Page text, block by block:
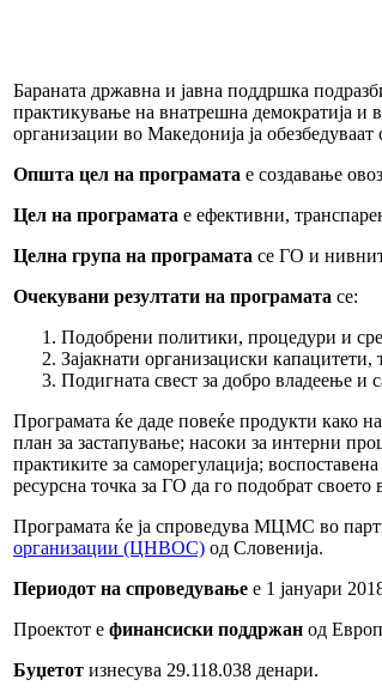
Бараната државна и јавна поддршка
практикување на внатрешна демократија и
организации во Македонија ја
Општа цел на програмата е создавање
Цел на програмата е ефективни,
Целнa групa на програмата се ГО и
Очекувани резултати на програмата се:
Подобрени политики, процедури и
Зајакнати организациски
Подигната свест за добро владеење и
Програмата ќе даде повеќе продукти како
план за застапување; насоки за интерни
практиките за саморегулација;
ресурсна точка за ГО да го подобрат
Програмата ќе ја спроведува МЦМС во
организации (ЦНВОС) од Словенија.
Периодот на спроведување е 1 јануари
Проектот е финансиски поддржан од
Буџетот изнесува 29.118.038 денари.